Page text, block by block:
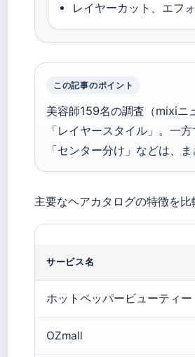
レイヤーカット、エフ
この記事のポイント
美容師159名の調査（mixiニ
「レイヤースタイル」。一
「センター分け」などは、
主要なヘアカタログの特徴を比
サービス名
ホットペッパービューティー
OZmall